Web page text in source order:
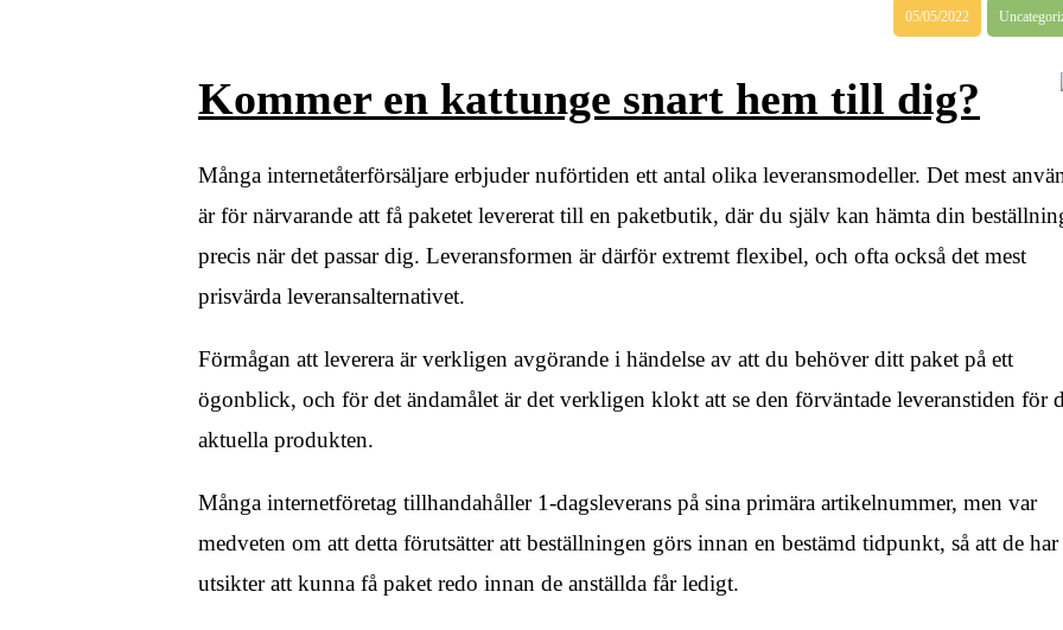
05/05/2022
Kommer en kattunge snart hem till dig?
Många internetåterförsäljare erbjuder nuförtiden ett antal olika leveransmodeller. Det mest
är för närvarande att få paketet levererat till en paketbutik, där du själv kan hämta din
precis när det passar dig. Leveransformen är därför extremt flexibel, och ofta också det mest
prisvärda leveransalternativet.
Förmågan att leverera är verkligen avgörande i händelse av att du behöver ditt paket på ett
ögonblick, och för det ändamålet är det verkligen klokt att se den förväntade leveranstiden för
aktuella produkten.
Många internetföretag tillhandahåller 1-dagsleverans på sina primära artikelnummer, men var
medveten om att detta förutsätter att beställningen görs innan en bestämd tidpunkt, så att de har
utsikter att kunna få paket redo innan de anställda får ledigt.